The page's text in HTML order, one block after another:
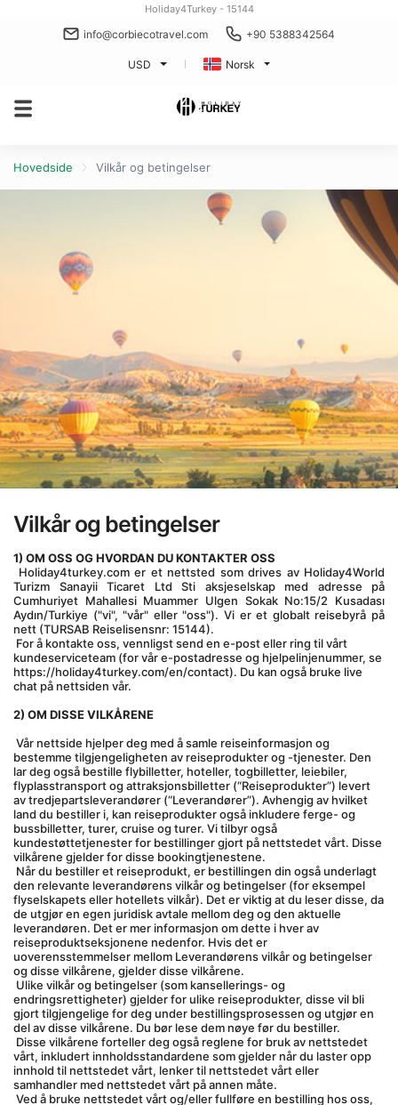
Holiday4Turkey - 15144
info@corbiecotravel.com +90 5388342564
USD Norsk
Hovedside Vilkår og betingelser
Vilkår og betingelser
1) OM OSS OG HVORDAN DU KONTAKTER OSS
Turizm Sanayii Ticaret Ltd Sti aksjeselskap med adresse på
Cumhuriyet Mahallesi Muammer Ulgen Sokak No:15/2 Kusadası
Aydın/Turkiye ("vi", "vår" eller "oss"). Vi er et globalt reisebyrå på
nett (TURSAB Reiselisensnr: 15144).
kundeserviceteam (for vår e-postadresse og hjelpelinjenummer, se
https://holiday4turkey.com/en/contact). Du kan også bruke live
chat på nettsiden vår.
2) OM DISSE VILKÅRENE
bestemme tilgjengeligheten av reiseprodukter og -tjenester. Den
lar deg også bestille flybilletter, hoteller, togbilletter, leiebiler,
flyplasstransport og attraksjonsbilletter (“Reiseprodukter”) levert
av tredjepartsleverandører (“Leverandører”). Avhengig av hvilket
land du bestiller i, kan reiseprodukter også inkludere ferge- og
bussbilletter, turer, cruise og turer. Vi tilbyr også
kundestøttetjenester for bestillinger gjort på nettstedet vårt. Disse
vilkårene gjelder for disse bookingtjenestene.
den relevante leverandørens vilkår og betingelser (for eksempel
flyselskapets eller hotellets vilkår). Det er viktig at du leser disse, da
de utgjør en egen juridisk avtale mellom deg og den aktuelle
leverandøren. Det er mer informasjon om dette i hver av
reiseproduktseksjonene nedenfor. Hvis det er
uoverensstemmelser mellom Leverandørens vilkår og betingelser
og disse vilkårene, gjelder disse vilkårene.
endringsrettigheter) gjelder for ulike reiseprodukter, disse vil bli
gjort tilgjengelige for deg under bestillingsprosessen og utgjør en
del av disse vilkårene. Du bør lese dem nøye før du bestiller.
vårt, inkludert innholdsstandardene som gjelder når du laster opp
innhold til nettstedet vårt, lenker til nettstedet vårt eller
samhandler med nettstedet vårt på annen måte.